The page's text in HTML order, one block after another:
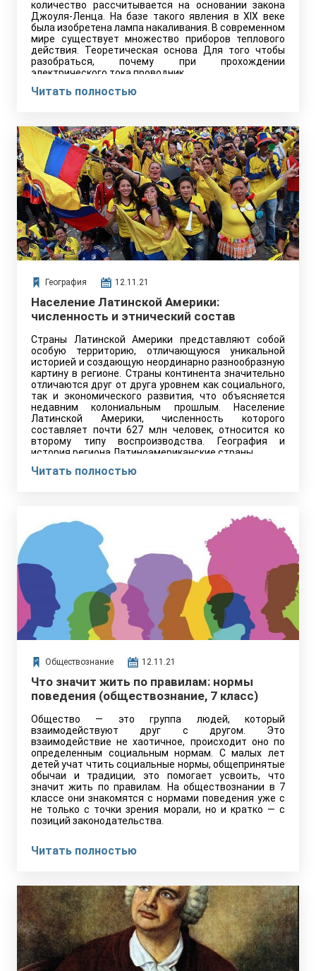
количество рассчитывается на основании закона
Джоуля-Ленца. На базе такого явления в XIX веке
была изобретена лампа накаливания. В современном
мире существует множество приборов теплового
действия. Теоретическая основа Для того чтобы
разобраться, почему при прохождении
электрического тока проводник…
Читать полностью
География 12.11.21
Население Латинской Америки:
численность и этнический состав
Страны Латинской Америки представляют собой
особую территорию, отличающуюся уникальной
историей и создающую неординарно разнообразную
картину в регионе. Страны континента значительно
отличаются друг от друга уровнем как социального,
так и экономического развития, что объясняется
недавним колониальным прошлым. Население
Латинской Америки, численность которого
составляет почти 627 млн человек, относится ко
второму типу воспроизводства. География и
история региона Латиноамериканские страны…
Читать полностью
Обществознание 12.11.21
Что значит жить по правилам: нормы
поведения (обществознание, 7 класс)
Общество — это группа людей, который
взаимодействуют друг с другом. Это
взаимодействие не хаотичное, происходит оно по
определенным социальным нормам. С малых лет
детей учат чтить социальные нормы, общепринятые
обычаи и традиции, это помогает усвоить, что
значит жить по правилам. На обществознании в 7
классе они знакомятся с нормами поведения уже с
не только с точки зрения морали, но и кратко — с
позиций законодательства.
Читать полностью